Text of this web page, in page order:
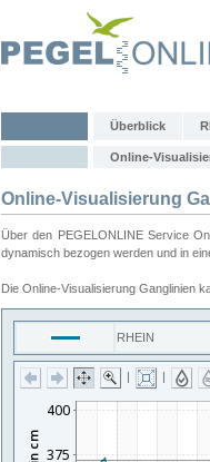
Überblick
Online-
Online-Visualisierung
Über den PEGELONLINE Service
dynamisch bezogen werden und in
Die Online-Visualisierung Ganglinien